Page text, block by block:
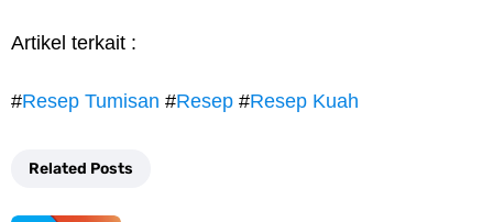
Artikel terkait :
#Resep Tumisan #Resep #Resep Kuah
Related Posts